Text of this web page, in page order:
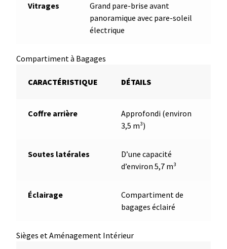
Vitrages
Grand pare-brise avant
panoramique avec pare-soleil
électrique
Compartiment à Bagages
CARACTÉRISTIQUE DÉTAILS
Coffre arrière
Approfondi (environ
3,5 m³)
Soutes latérales
D’une capacité
d’environ 5,7 m³
Éclairage
Compartiment de
bagages éclairé
Sièges et Aménagement Intérieur